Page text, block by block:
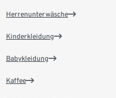
Herrenunterwäsche
Kinderkleidung
Babykleidung
Kaffee